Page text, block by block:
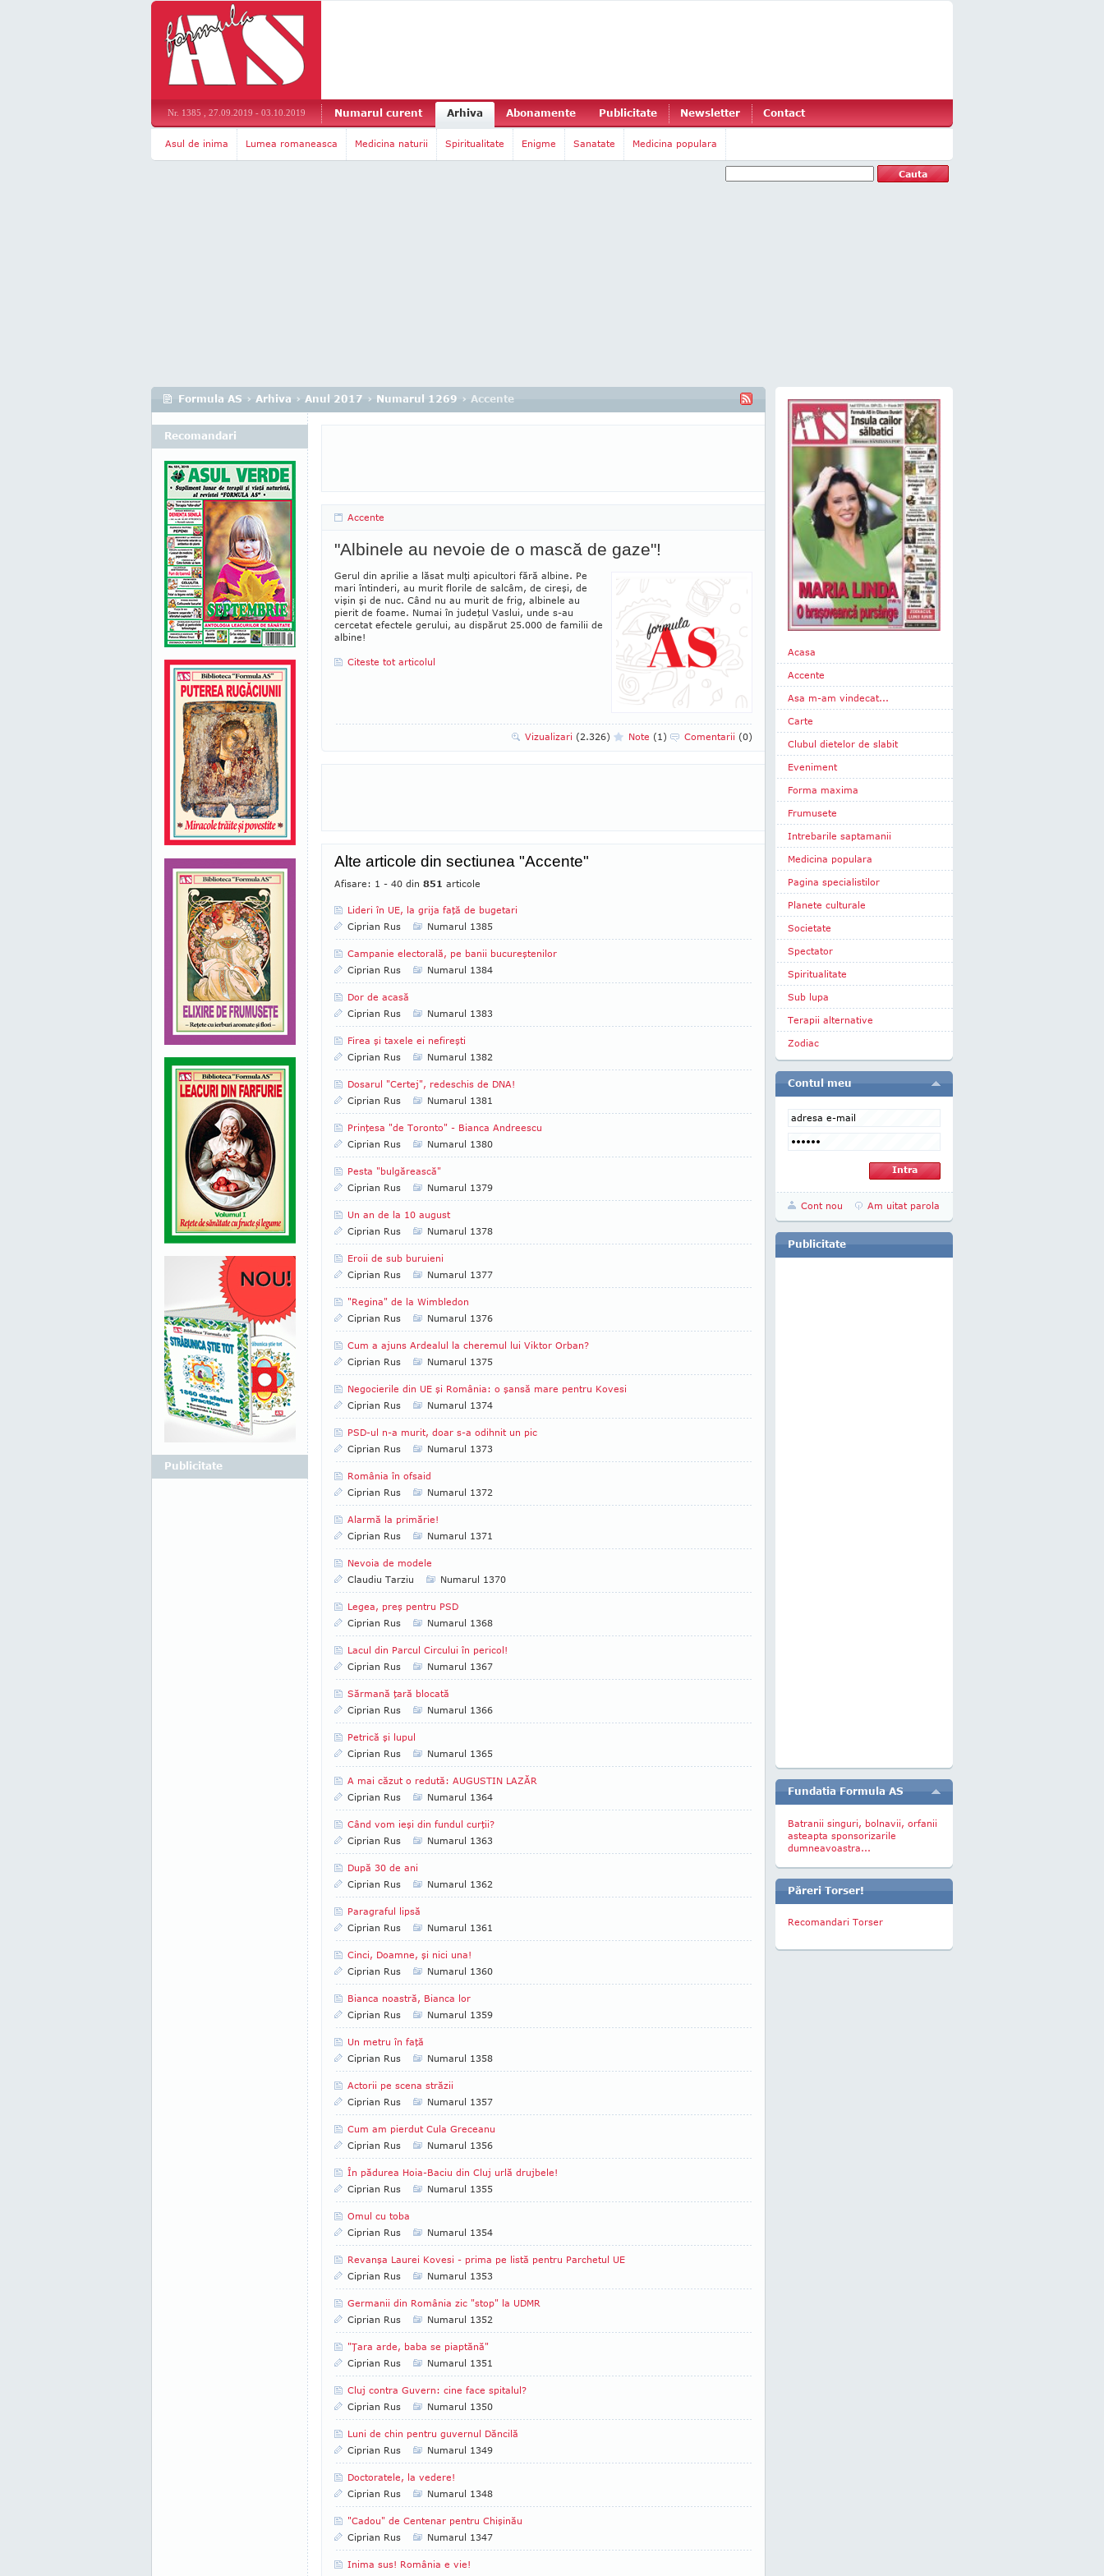
Nr. 1385 , 27.09.2019 - 03.10.2019 Numarul curent Arhiva Abonamente Publicitate Newsletter Contact
Asul de inima Lumea romaneasca Medicina naturii Spiritualitate Enigme Sanatate Medicina populara
Formula AS › Arhiva › Anul 2017 › Numarul 1269 › Accente
Accente
"Albinele au nevoie de o mască de gaze"!
Gerul din aprilie a lăsat mulţi apicultori fără albine. Pe
mari întinderi, au murit florile de salcâm, de cireşi, de
vişin şi de nuc. Când nu au murit de frig, albinele au
pierit de foame. Numai în ju­deţul Vaslui, unde s-au
cercetat efectele gerului, au dispărut 25.000 de familii de
albine!
Citeste tot articolul
Vizualizari (2.326) Note (1) Comentarii (0)
Alte articole din sectiunea "Accente"
Afisare: 1 - 40 din 851 articole
Lideri în UE, la grija faţă de bugetari
Ciprian Rus
Numarul 1385
Campanie electorală, pe banii bucureştenilor
Ciprian Rus
Numarul 1384
Dor de acasă
Ciprian Rus
Numarul 1383
Firea şi taxele ei nefireşti
Ciprian Rus
Numarul 1382
Dosarul "Certej", redeschis de DNA!
Ciprian Rus
Numarul 1381
Prinţesa "de Toronto" - Bianca Andreescu
Ciprian Rus
Numarul 1380
Pesta "bulgărească"
Ciprian Rus
Numarul 1379
Un an de la 10 august
Ciprian Rus
Numarul 1378
Eroii de sub buruieni
Ciprian Rus
Numarul 1377
"Regina" de la Wimbledon
Ciprian Rus
Numarul 1376
Cum a ajuns Ardealul la cheremul lui Viktor Orban?
Ciprian Rus
Numarul 1375
Negocierile din UE şi România: o şansă mare pentru Kovesi
Ciprian Rus
Numarul 1374
PSD-ul n-a murit, doar s-a odihnit un pic
Ciprian Rus
Numarul 1373
România în ofsaid
Ciprian Rus
Numarul 1372
Alarmă la primărie!
Ciprian Rus
Numarul 1371
Nevoia de modele
Claudiu Tarziu
Numarul 1370
Legea, preş pentru PSD
Ciprian Rus
Numarul 1368
Lacul din Parcul Circului în pericol!
Ciprian Rus
Numarul 1367
Sărmană ţară blocată
Ciprian Rus
Numarul 1366
Petrică şi lupul
Ciprian Rus
Numarul 1365
A mai căzut o redută: AUGUSTIN LAZĂR
Ciprian Rus
Numarul 1364
Când vom ieşi din fundul curţii?
Ciprian Rus
Numarul 1363
După 30 de ani
Ciprian Rus
Numarul 1362
Paragraful lipsă
Ciprian Rus
Numarul 1361
Cinci, Doamne, şi nici una!
Ciprian Rus
Numarul 1360
Bianca noastră, Bianca lor
Ciprian Rus
Numarul 1359
Un metru în faţă
Ciprian Rus
Numarul 1358
Actorii pe scena străzii
Ciprian Rus
Numarul 1357
Cum am pierdut Cula Greceanu
Ciprian Rus
Numarul 1356
În pădurea Hoia-Baciu din Cluj urlă drujbele!
Ciprian Rus
Numarul 1355
Omul cu toba
Ciprian Rus
Numarul 1354
Revanşa Laurei Kovesi - prima pe listă pentru Parchetul UE
Ciprian Rus
Numarul 1353
Germanii din România zic "stop" la UDMR
Ciprian Rus
Numarul 1352
"Ţara arde, baba se piaptănă"
Ciprian Rus
Numarul 1351
Cluj contra Guvern: cine face spitalul?
Ciprian Rus
Numarul 1350
Luni de chin pentru guvernul Dăncilă
Ciprian Rus
Numarul 1349
Doctoratele, la vedere!
Ciprian Rus
Numarul 1348
"Cadou" de Centenar pentru Chişinău
Ciprian Rus
Numarul 1347
Inima sus! România e vie!
Recomandari
Publicitate
Acasa
Accente
Asa m-am vindecat...
Carte
Clubul dietelor de slabit
Eveniment
Forma maxima
Frumusete
Intrebarile saptamanii
Medicina populara
Pagina specialistilor
Planete culturale
Societate
Spectator
Spiritualitate
Sub lupa
Terapii alternative
Zodiac
Contul meu
Cont nou Am uitat parola
Publicitate
Fundatia Formula AS
Batranii singuri, bolnavii, orfanii
asteapta sponsorizarile
dumneavoastra...
Păreri Torser!
Recomandari Torser